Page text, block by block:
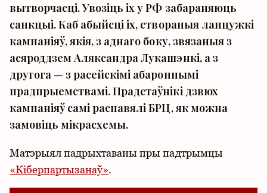
вытворчасці. Увозіць іх у РФ забараняюць
санкцыі. Каб абыйсці іх, створаныя ланцужкі
кампаніяў, якія, з аднаго боку, звязаныя з
асяроддзем Аляксандра Лукашэнкі, а з
другога — з расейскімі абароннымі
прадпрыемствамі. Прадстаўнікі дзвюх
кампаніяў самі распавялі БРЦ, як можна
замовіць мікрасхемы.
Матэрыял падрыхтаваны пры падтрымцы
«Кіберпартызанаў».